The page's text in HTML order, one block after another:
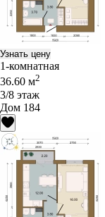
Узнать цену
1-комнатная
36.60 м2
3/8 этаж
Дом 184